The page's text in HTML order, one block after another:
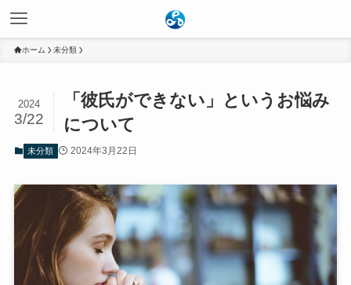
ホーム 未分類
「彼氏ができない」というお悩み
について
2024
3/22
未分類 2024年3月22日